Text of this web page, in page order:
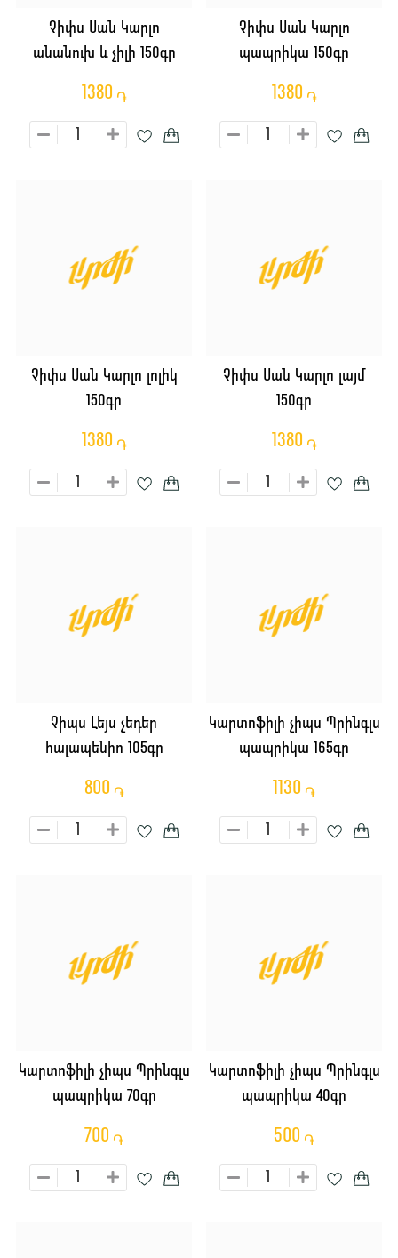
Չիփս Սան Կարլո
անանուխ և չիլի 150գր
1380 ֏
Չիփս Սան Կարլո
պապրիկա 150գր
1380 ֏
Չիփս Սան Կարլո լոլիկ
150գր
1380 ֏
Չիփս Սան Կարլո լայմ
150գր
1380 ֏
Չիպս Լեյս չեդեր
հալապենիո 105գր
800 ֏
Կարտոֆիլի չիպս Պրինգլս
պապրիկա 165գր
1130 ֏
Կարտոֆիլի չիպս Պրինգլս
պապրիկա 70գր
700 ֏
Կարտոֆիլի չիպս Պրինգլս
պապրիկա 40գր
500 ֏